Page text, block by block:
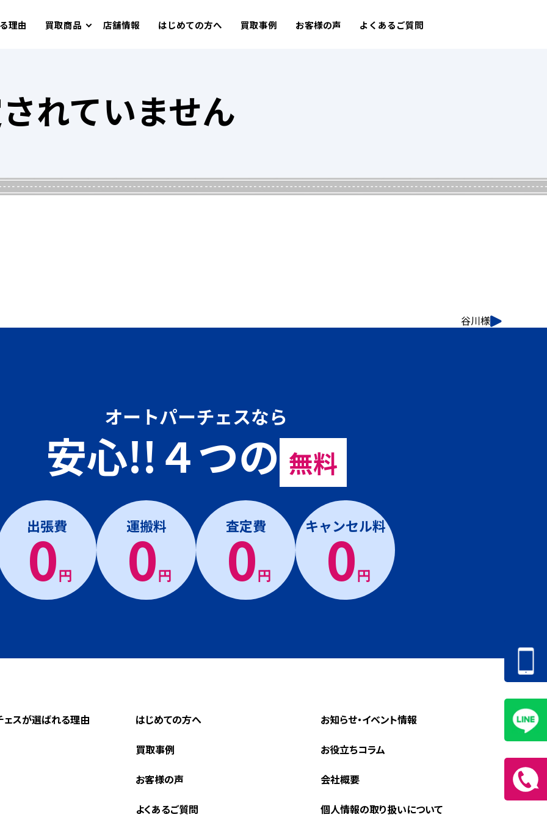
理由 買取商品 店舗情報 はじめての方へ 買取事例 お客様の声 よくあるご質問
れていません
谷川様
オートパーチェスなら
安心!!４つの 無料
出張費
0円
運搬料
0円
査定費
0円
キャンセル料
0円
ェスが選ばれる理由 はじめての方へ
買取事例
お客様の声
よくあるご質問
お知らせ・イベント情報
お役立ちコラム
会社概要
個人情報の取り扱いについて